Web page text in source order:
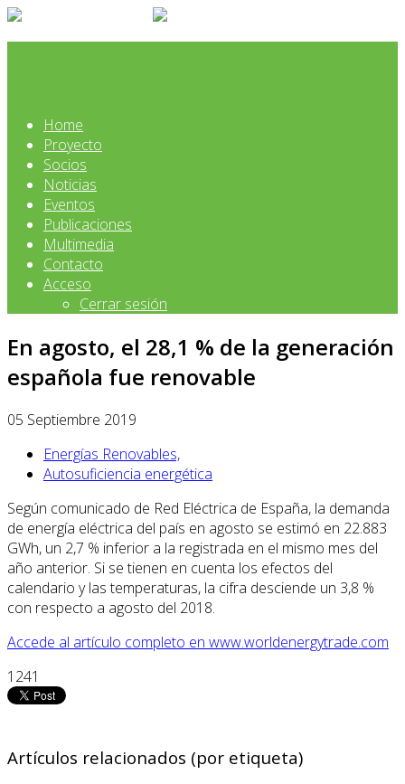
Home
Proyecto
Socios
Noticias
Eventos
Publicaciones
Multimedia
Contacto
Acceso
Cerrar sesión
En agosto, el 28,1 % de la generación
española fue renovable
05 Septiembre 2019
Energías Renovables,
Autosuficiencia energética
Según comunicado de Red Eléctrica de España, la demanda
de energía eléctrica del país en agosto se estimó en 22.883
GWh, un 2,7 % inferior a la registrada en el mismo mes del
año anterior. Si se tienen en cuenta los efectos del
calendario y las temperaturas, la cifra desciende un 3,8 %
con respecto a agosto del 2018.
Accede al artículo completo en www.worldenergytrade.com
1241
Artículos relacionados (por etiqueta)